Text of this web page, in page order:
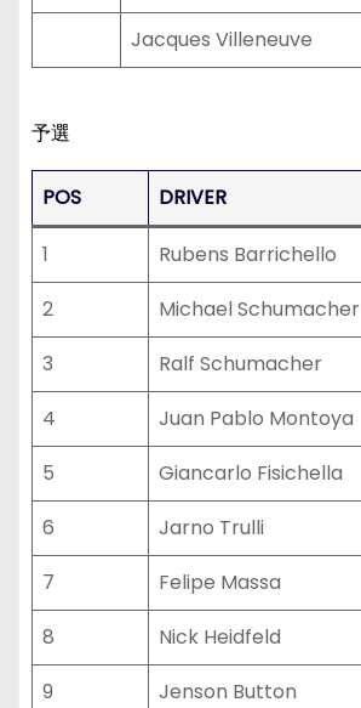
Jacques Villeneuve
予選
POS DRIVER
1 Rubens Barrichello
2
Michael Schumacher
3
Ralf Schumacher
4
Juan Pablo Montoya
5
Giancarlo Fisichella
6
Jarno Trulli
7
Felipe Massa
8
Nick Heidfeld
9
Jenson Button